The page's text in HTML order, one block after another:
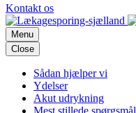
Kontakt os
Menu
Close
Sådan hjælper vi
Ydelser
Akut udrykning
Mest stillede spørgsmål